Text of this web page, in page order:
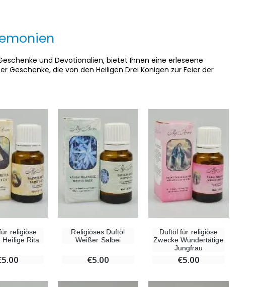
und Devotionalien, bietet Ihnen eine erleseene
Geschenke, die von den Heiligen Drei Königen zur Feier der
religiöse
Heilige Rita
Religiöses Duftöl
Weißer Salbei
€5.00
Duftöl für religiöse
Zwecke Wundertätige
Jungfrau
€5.00